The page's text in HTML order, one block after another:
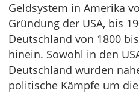
Geldsystem in Amerika
Gründung der USA, bis
Deutschland von 1800
hinein. Sowohl in den
Deutschland wurden
politische Kämpfe um